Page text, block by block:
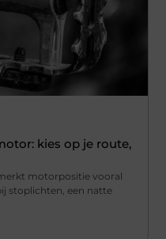
kies op je route,
motorpositie vooral
stoplichten, een natte